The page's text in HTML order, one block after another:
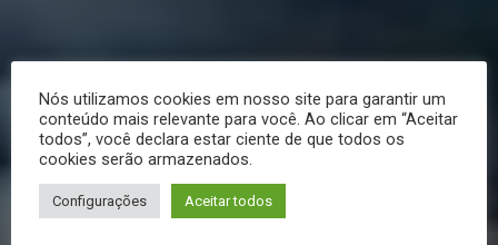
Nós utilizamos cookies em nosso site para garantir um
conteúdo mais relevante para você. Ao clicar em “Aceitar
todos”, você declara estar ciente de que todos os
cookies serão armazenados.
Configurações Aceitar todos